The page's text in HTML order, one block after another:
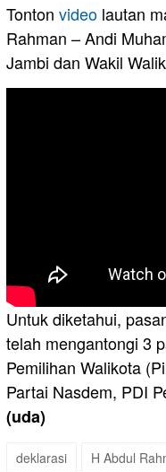
Tonton video lautan
Rahman – Andi
Jambi dan Wakil
Untuk diketahui,
telah mengantongi 3
Pemilihan Walikota
Partai Nasdem, PDI
(uda)
deklarasi H Abdul